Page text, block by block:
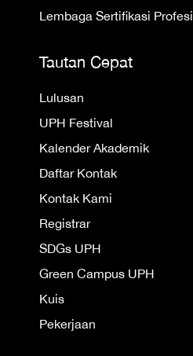
Lembaga Sertifikasi Profesi
Tautan Cepat
Lulusan
UPH Festival
Kalender Akademik
Daftar Kontak
Kontak Kami
Registrar
SDGs UPH
Green Campus UPH
Kuis
Pekerjaan